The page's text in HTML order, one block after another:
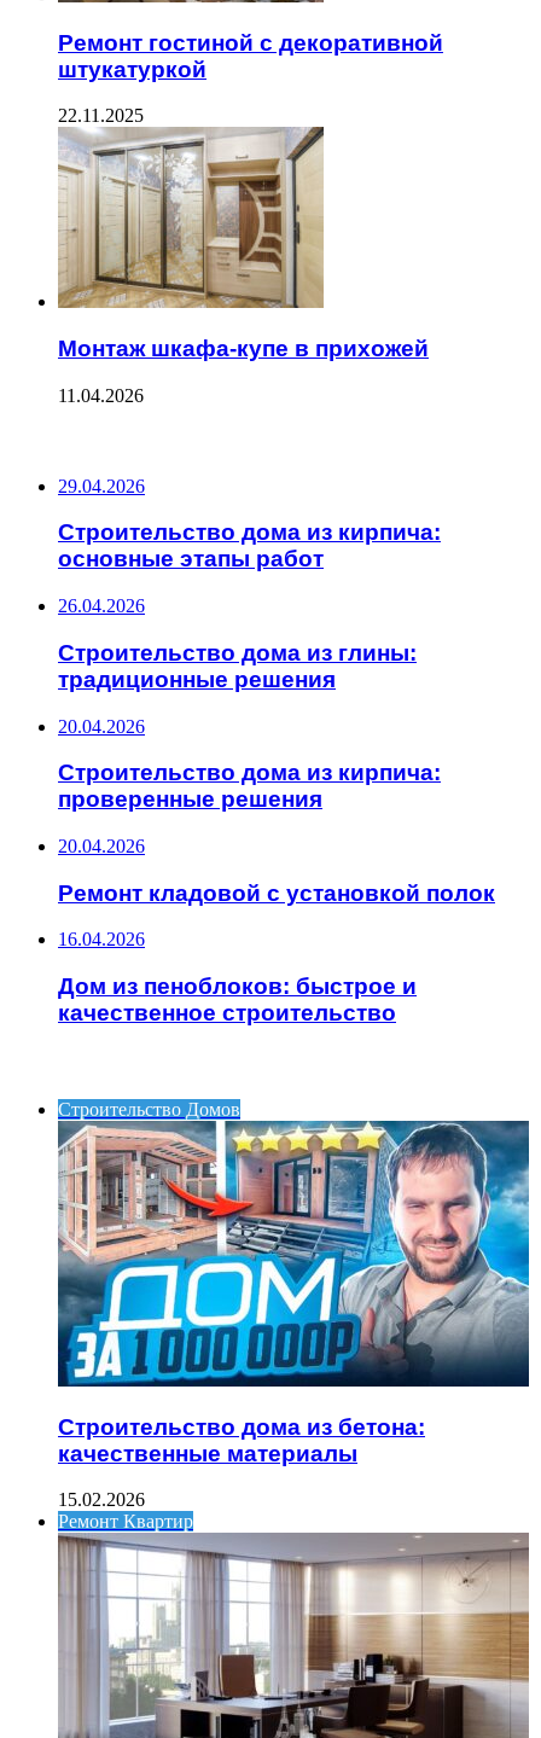
Ремонт гостиной с декоративной
штукатуркой
22.11.2025
Монтаж шкафа-купе в прихожей
11.04.2026
29.04.2026
Строительство дома из кирпича:
основные этапы работ
26.04.2026
Строительство дома из глины:
традиционные решения
20.04.2026
Строительство дома из кирпича:
проверенные решения
20.04.2026
Ремонт кладовой с установкой полок
16.04.2026
Дом из пеноблоков: быстрое и
качественное строительство
Строительство Домов
Строительство дома из бетона:
качественные материалы
15.02.2026
Ремонт Квартир